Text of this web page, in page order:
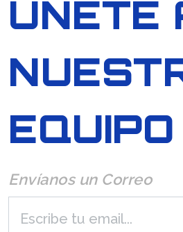
ÚNETE
EQUIPO
Envíanos un Correo